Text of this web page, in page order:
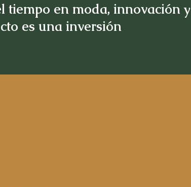
tiempo en moda, innovación y
es una inversión